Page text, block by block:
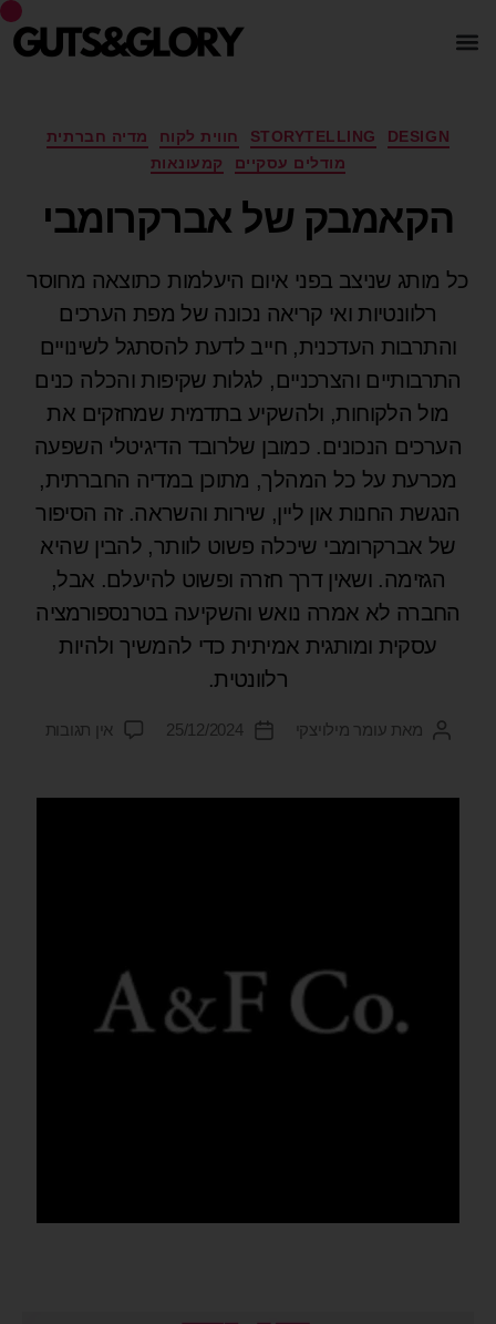
DESIGN
STORYTELLING חווית לקוח
מדיה חברתית
מודלים עסקיים
קמעונאות
הקאמבק של אברקרומבי
כל מותג שניצב בפני איום היעלמות כתוצאה מחוסר
רלוונטיות ואי קריאה נכונה של מפת הערכים
והתרבות העדכנית, חייב לדעת להסתגל לשינויים
התרבותיים והצרכניים, לגלות שקיפות והכלה כנים
מול הלקוחות, ולהשקיע בתדמית שמחזקים את
הערכים הנכונים. כמובן שלרובד הדיגיטלי השפעה
מכרעת על כל המהלך, מתוכן במדיה החברתית,
הנגשת החנות און ליין, שירות והשראה. זה הסיפור
של אברקרומבי שיכלה פשוט לוותר, להבין שהיא
הגזימה. ושאין דרך חזרה ופשוט להיעלם. אבל,
החברה לא אמרה נואש והשקיעה בטרנספורמציה
עסקית ומותגית אמיתית כדי להמשיך ולהיות
רלוונטית.
מאת עומר מילויצקי 25/12/2024 אין תגובות